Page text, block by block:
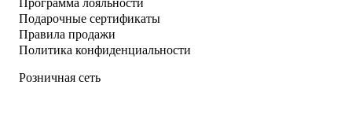
Программа лояльности
Подарочные сертификаты
Правила продажи
Политика конфиденциальности
Розничная сеть